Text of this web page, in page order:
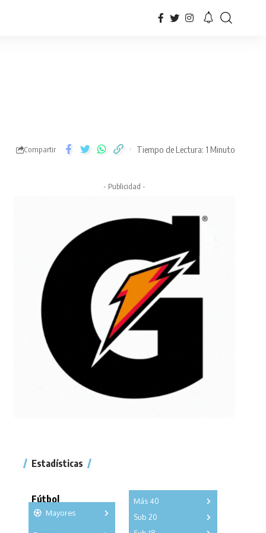
Compartir Tiempo de Lectura: 1 Minuto
- Publicidad -
Estadísticas
Fútbol
Mayores
Más 40
Sub 20